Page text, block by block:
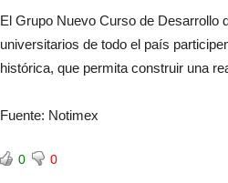
El Grupo Nuevo Curso de Desarrollo
universitarios de todo el país
histórica, que permita construir una
Fuente: Notimex
0 0